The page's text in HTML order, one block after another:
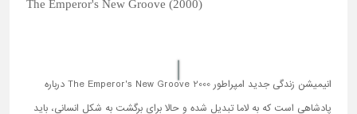
The Emperor's New Groove (2000)
انیمیشن زندگی جدید امپراطور The Emperor's New Groove 2000 درباره
پادشاهی است که به لاما تبدیل شده و حالا برای برگشت به شکل انسانی، باید